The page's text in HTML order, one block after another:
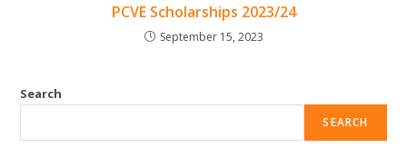
PCVE Scholarships 2023/24
September 15, 2023
Search
SEARCH